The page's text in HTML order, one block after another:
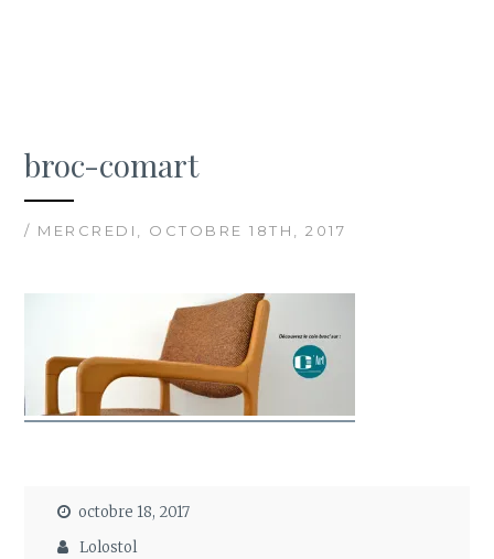
broc-comart
/ MERCREDI, OCTOBRE 18TH, 2017
octobre 18, 2017
Lolostol